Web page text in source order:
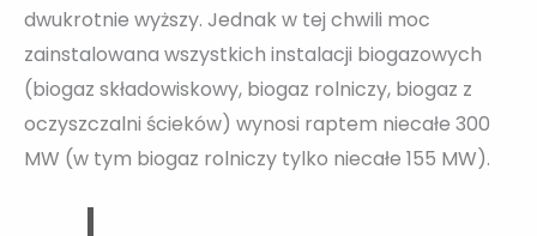
dwukrotnie wyższy. Jednak w tej chwili moc
zainstalowana wszystkich instalacji biogazowych
(biogaz składowiskowy, biogaz rolniczy, biogaz z
oczyszczalni ścieków) wynosi raptem niecałe 300
MW (w tym biogaz rolniczy tylko niecałe 155 MW).